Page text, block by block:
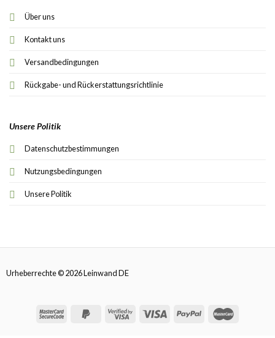
Über uns
Kontakt uns
Versandbedingungen
Rückgabe- und Rückerstattungsrichtlinie
Unsere Politik
Datenschutzbestimmungen
Nutzungsbedingungen
Unsere Politik
Urheberrechte © 2026 Leinwand DE